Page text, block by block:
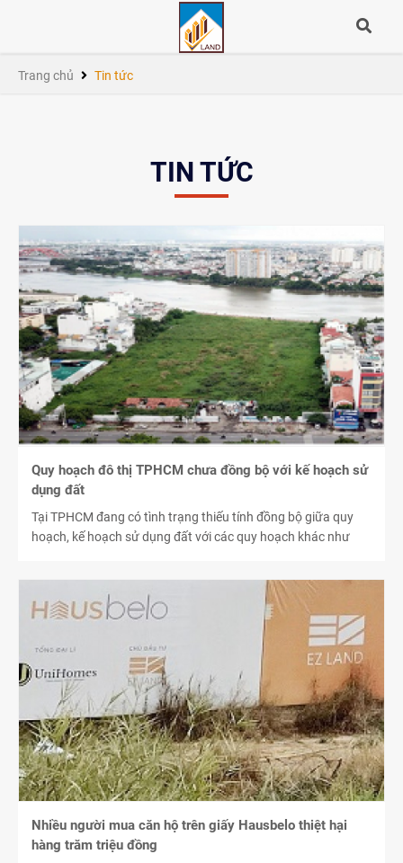
Trang chủ Tin tức
TIN TỨC
Quy hoạch đô thị TPHCM chưa đồng bộ với kế hoạch sử
dụng đất
Tại TPHCM đang có tình trạng thiếu tính đồng bộ giữa quy
hoạch, kế hoạch sử dụng đất với các quy hoạch khác như
dựng, quy hoạch, kế hoạch phát triển ngành có sử dụng đất.
Nhiều người mua căn hộ trên giấy Hausbelo thiệt hại
hàng trăm triệu đồng